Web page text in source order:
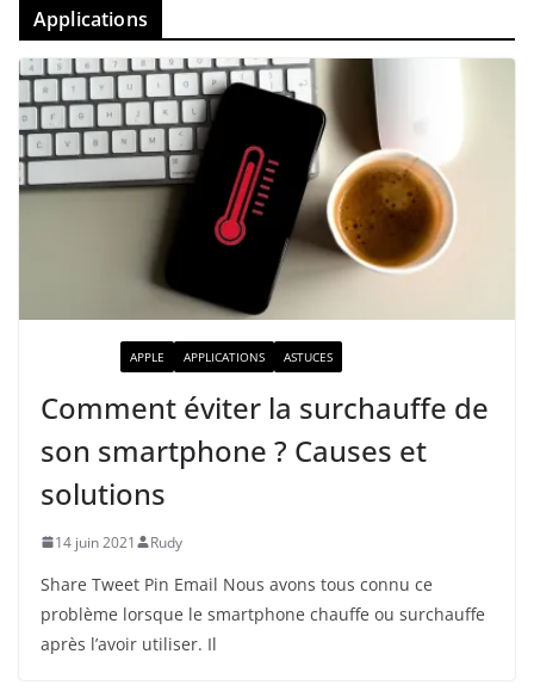
Applications
APPLE APPLICATIONS ASTUCES
Comment éviter la surchauffe de
son smartphone ? Causes et
solutions
14 juin 2021 Rudy
Share Tweet Pin Email Nous avons tous connu ce
problème lorsque le smartphone chauffe ou surchauffe
après l’avoir utiliser. Il